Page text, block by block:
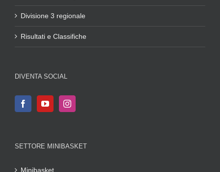
Divisione 3 regionale
Risultati e Classifiche
DIVENTA SOCIAL
SETTORE MINIBASKET
Minibasket